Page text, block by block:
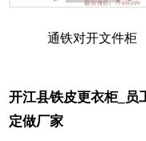
通铁对开文件柜
开江县铁皮更衣柜_员
定做厂家